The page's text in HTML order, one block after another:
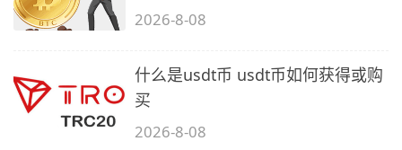
2026-8-08
什么是usdt币 usdt币如何获得或购
买
2026-8-08